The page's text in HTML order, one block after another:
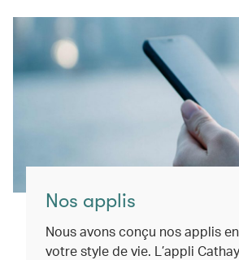
Nos applis
Nous avons conçu nos applis
votre style de vie. L’appli